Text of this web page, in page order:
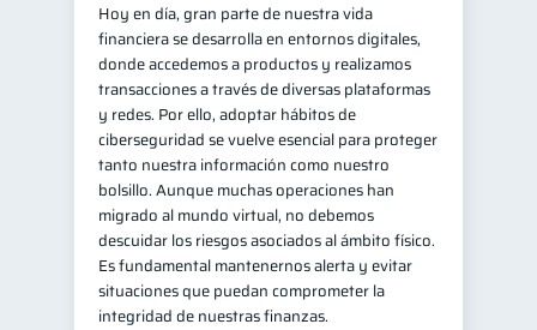
Hoy en día, gran parte de nuestra vida
financiera se desarrolla en entornos digitales,
donde accedemos a productos y realizamos
transacciones a través de diversas plataformas
y redes. Por ello, adoptar hábitos de
ciberseguridad se vuelve esencial para proteger
tanto nuestra información como nuestro
bolsillo. Aunque muchas operaciones han
migrado al mundo virtual, no debemos
descuidar los riesgos asociados al ámbito físico.
Es fundamental mantenernos alerta y evitar
situaciones que puedan comprometer la
integridad de nuestras finanzas.